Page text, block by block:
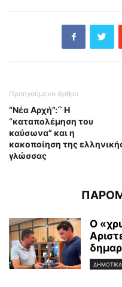
Προηγούμενο άρθρο
“Νέα Αρχή”:΅ Η
“καταπολέμηση του
καύσωνα” και η
κακοποίηση της
γλώσσας
Ο